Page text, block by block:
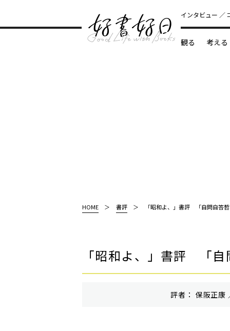
インタビュー
観る 考える
HOME 書評 「昭和よ、」書評 「自問自答
「昭和よ、」書評 「
評者： 保阪正康